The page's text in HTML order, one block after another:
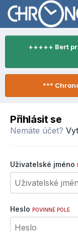
+++++ Bert
***
Přihlásit se
Nemáte účet?
Uživatelské jméno
Heslo POVINNÉ POLE